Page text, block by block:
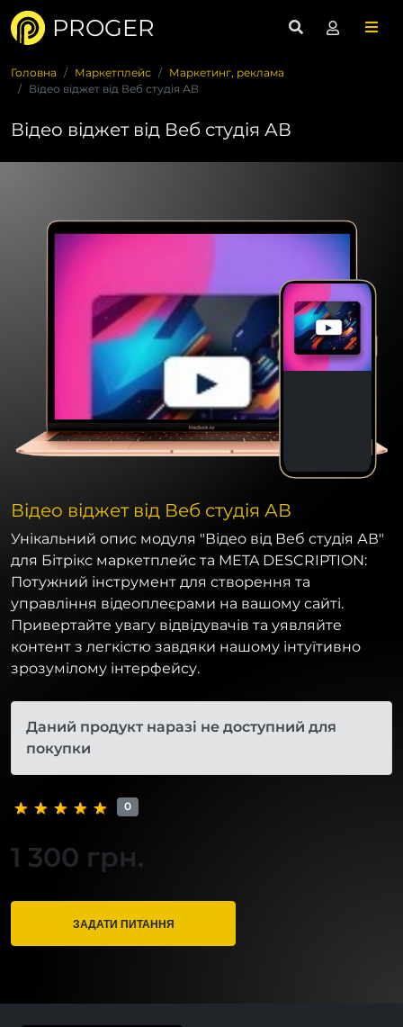
PROGER
Головна Маркетплейс
Маркетинг, реклама
Відео віджет від Веб студія АВ
Відео віджет від Веб студія АВ
Відео віджет від Веб студія АВ
Унікальний опис модуля "Відео від Веб студія АВ"
для Бітрікс маркетплейс та META DESCRIPTION:
Потужний інструмент для створення та
управління відеоплеєрами на вашому сайті.
Привертайте увагу відвідувачів та уявляйте
контент з легкістю завдяки нашому інтуїтивно
зрозумілому інтерфейсу.
Даний продукт наразі не доступний для
покупки
0
1 300 грн.
ЗАДАТИ ПИТАННЯ